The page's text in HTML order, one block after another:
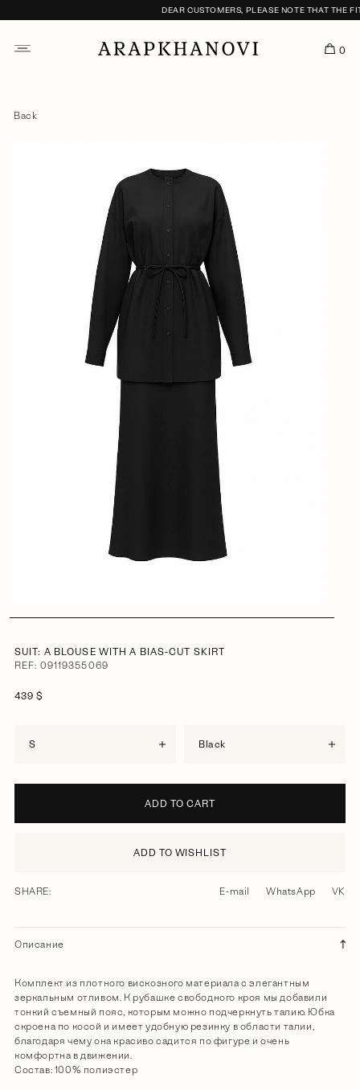
DEAR CUSTOMERS, PLEASE NOTE THAT THE
0
Back
SUIT: A BLOUSE WITH A BIAS-CUT SKIRT
REF: 09119355069
439 $
S black
ADD TO CART
ADD TO WISHLIST
SHARE: E-mail WhatsApp VK
Описание
Комплект из плотного вискозного материала с элегантным
зеркальным отливом. К рубашке свободного кроя мы добавили
тонкий съемный пояс, которым можно подчеркнуть талию. Юбка
скроена по косой и имеет удобную резинку в области талии,
благодаря чему она красиво садится по фигуре и очень
комфортна в движении.
Состав: 100% полиэстер